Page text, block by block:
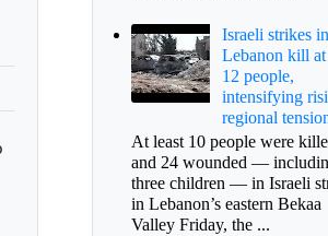
Israeli strikes in
Lebanon kill at
12 people,
intensifying
regional
At least 10 people were
and 24 wounded —
three children — in Israeli
in Lebanon’s eastern Bekaa
Valley Friday, the ...